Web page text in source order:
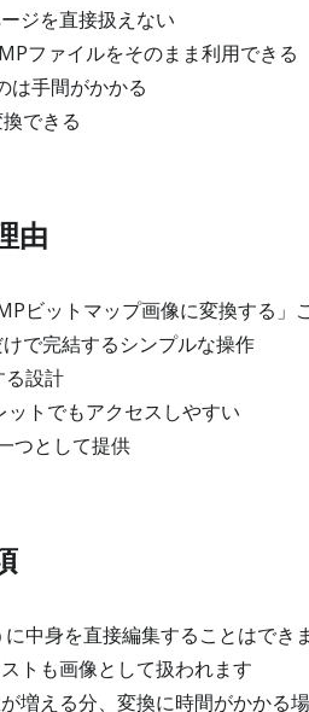
ジを直接扱えない
ファイルをそのまま利用できる
は手間がかかる
できる
由
ビットマップ画像に変換する」
で完結するシンプルな操作
る設計
トでもアクセスしやすい
つとして提供
中身を直接編集することはでき
トも画像として扱われます
増える分、変換に時間がかかる